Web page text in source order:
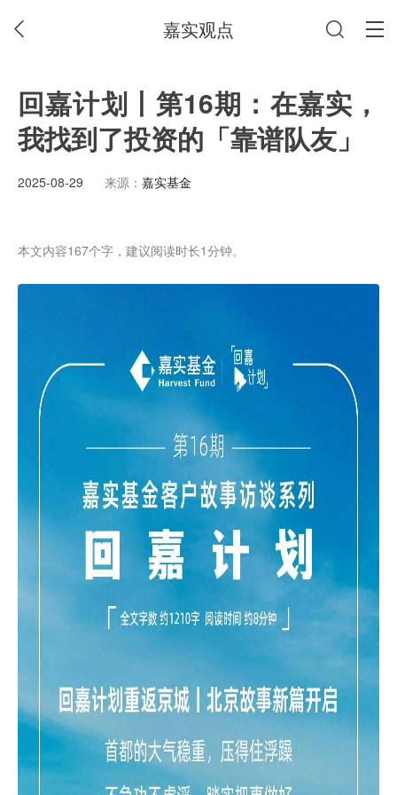
嘉实观点
回嘉计划丨第16期：在嘉实，
我找到了投资的「靠谱队友」
2025-08-29 来源： 嘉实基金
本文内容167个字，建议阅读时长1分钟。